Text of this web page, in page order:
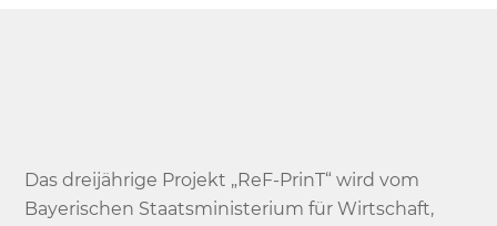
Das dreijährige Projekt „ReF-PrinT“ wird vom
Bayerischen Staatsministerium für Wirtschaft,